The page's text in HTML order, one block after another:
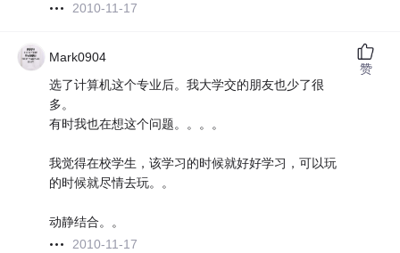
2010-11-17
Mark0904
选了计算机这个专业后。我大学交的朋友也少了很
多。
有时我也在想这个问题。。。。
我觉得在校学生，该学习的时候就好好学习，可以玩
的时候就尽情去玩。。
动静结合。。
2010-11-17
赞